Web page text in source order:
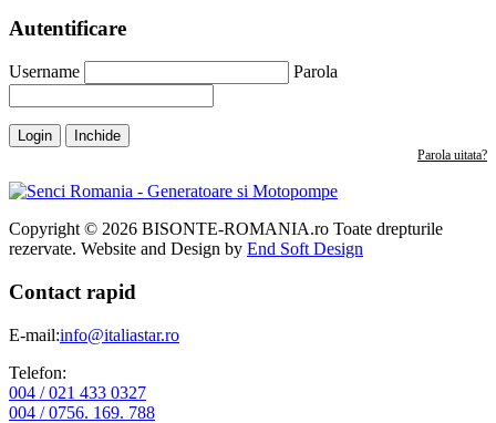
Autentificare
Username Parola
Login Inchide
Parola uitata?
Copyright © 2026 BISONTE-ROMANIA.ro Toate drepturile
rezervate. Website and Design by End Soft Design
Contact rapid
E-mail:info@italiastar.ro
Telefon:
004 / 021 433 0327
004 / 0756. 169. 788